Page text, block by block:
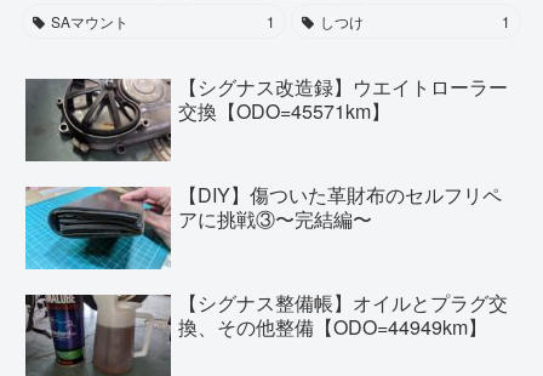
SAマウント
1 しつけ 1
【シグナス改造録】ウエイトローラー
交換【ODO=45571km】
【DIY】傷ついた革財布のセルフリペ
アに挑戦③〜完結編〜
【シグナス整備帳】オイルとプラグ交
換、その他整備【ODO=44949km】